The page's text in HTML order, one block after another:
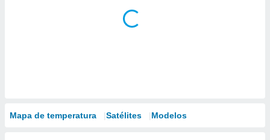
Mapa de temperatura Satélites Modelos